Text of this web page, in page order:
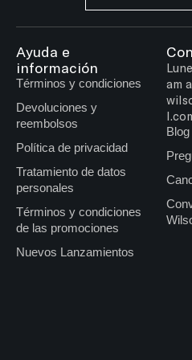
Ayuda e
información
Términos y condiciones
Devoluciones y
reembolsos
Política de privacidad
Tratamiento de datos
personales
Términos y condiciones
de las promociones
Nuevos Lanzamientos
am
Blog